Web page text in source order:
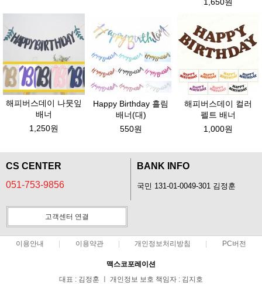
해피버스데이 나뭇잎
배너
1,250원
Happy Birthday 흘림
배너(대)
550원
해피버스데이 컬러
펠트 배너
1,000원
CS CENTER
051-753-9856
BANK INFO
국민 131-01-0049-301 김정훈
고객센터 연결
이용안내 이용약관 개인정보처리방침 PC버전
맥스코포레이션
대표 : 김정훈 ㅣ 개인정보 보호 책임자 : 김지호